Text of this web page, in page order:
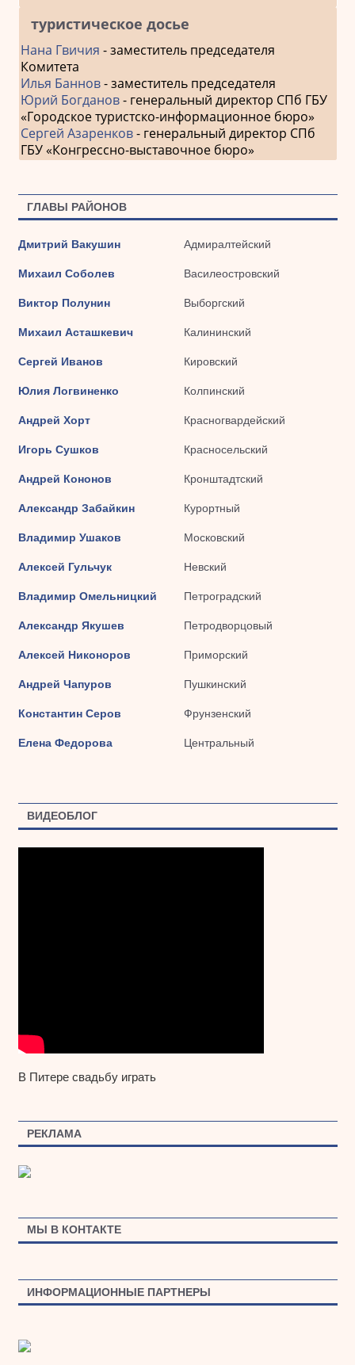
туристическое досье
Нана Гвичия - заместитель председателя
Комитета
Илья Баннов- заместитель председателя
Юрий Богданов- генеральный директор СПб ГБУ
«Городское туристско-информационное бюро»
Сергей Азаренков- генеральный директор СПб
ГБУ «Конгрессно-выставочное бюро»
ГЛАВЫ РАЙОНОВ
Дмитрий Вакушин Адмиралтейский
Михаил Соболев Василеостровский
Виктор Полунин Выборгский
Михаил Асташкевич Калининский
Сергей Иванов Кировский
Юлия Логвиненко Колпинский
Андрей Хорт Красногвардейский
Игорь Сушков Красносельский
Андрей Кононов Кронштадтский
Александр Забайкин Курортный
Владимир Ушаков Московский
Алексей Гульчук Невский
Владимир Омельницкий Петроградский
Александр Якушев Петродворцовый
Алексей Никоноров Приморский
Андрей Чапуров Пушкинский
Константин Серов Фрунзенский
Елена Федорова Центральный
ВИДЕОБЛОГ
В Питере свадьбу играть
РЕКЛАМА
МЫ В КОНТАКТЕ
ИНФОРМАЦИОННЫЕ ПАРТНЕРЫ